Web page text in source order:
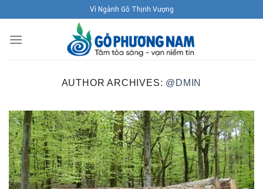
to
content
Vì Ngành Gỗ Thịnh Vượng
AUTHOR ARCHIVES: @DMIN